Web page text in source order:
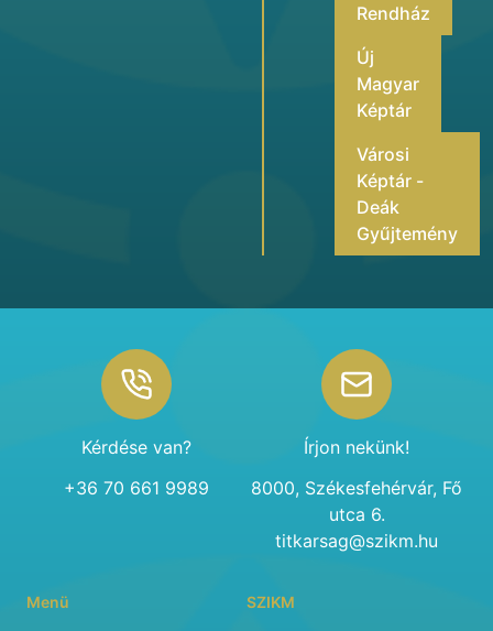
Rendház
Új
Magyar
Képtár
Városi
Képtár -
Deák
Gyűjtemény
Kérdése van?
+36 70 661 9989
Írjon nekünk!
8000, Székesfehérvár, Fő
utca 6.
titkarsag@szikm.hu
Menü SZIKM